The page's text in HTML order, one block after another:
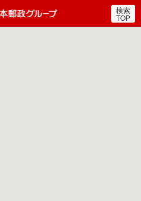
郵便局・日本郵政グルー
検索
TOP